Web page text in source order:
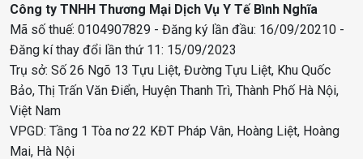
Công ty TNHH Thương Mại Dịch Vụ Y Tế Bình Nghĩa
Mã số thuế: 0104907829 - Đăng ký lần đầu: 16/09/20210 -
Đăng kí thay đổi lần thứ 11: 15/09/2023
Trụ sở: Số 26 Ngõ 13 Tựu Liệt, Đường Tựu Liệt, Khu Quốc
Bảo, Thị Trấn Văn Điển, Huyện Thanh Trì, Thành Phố Hà Nội,
Việt Nam
VPGD: Tầng 1 Tòa nơ 22 KĐT Pháp Vân, Hoàng Liệt, Hoàng
Mai, Hà Nội